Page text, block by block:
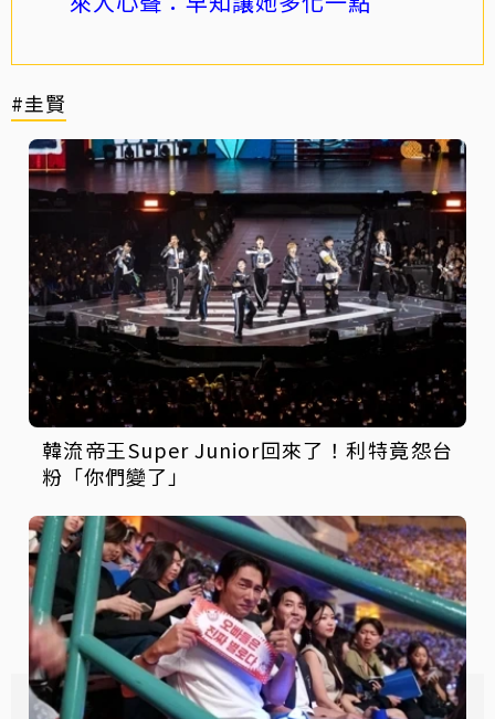
#圭賢
韓流帝王Super Junior回來了！利特竟怨台
粉「你們變了」